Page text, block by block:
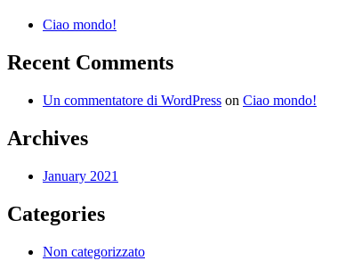
Ciao mondo!
Recent Comments
Un commentatore di WordPress on Ciao mondo!
Archives
January 2021
Categories
Non categorizzato